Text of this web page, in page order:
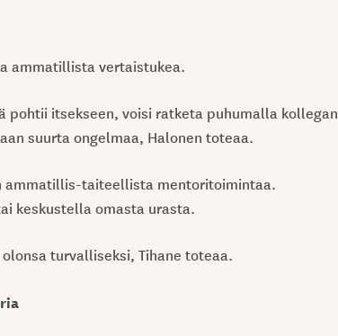
ammatillista vertaistukea.
pohtii itsekseen, voisi ratketa puhumalla kollegan
suurta ongelmaa, Halonen toteaa.
ammatillis-taiteellista mentoritoimintaa.
keskustella omasta urasta.
turvalliseksi, Tihane toteaa.